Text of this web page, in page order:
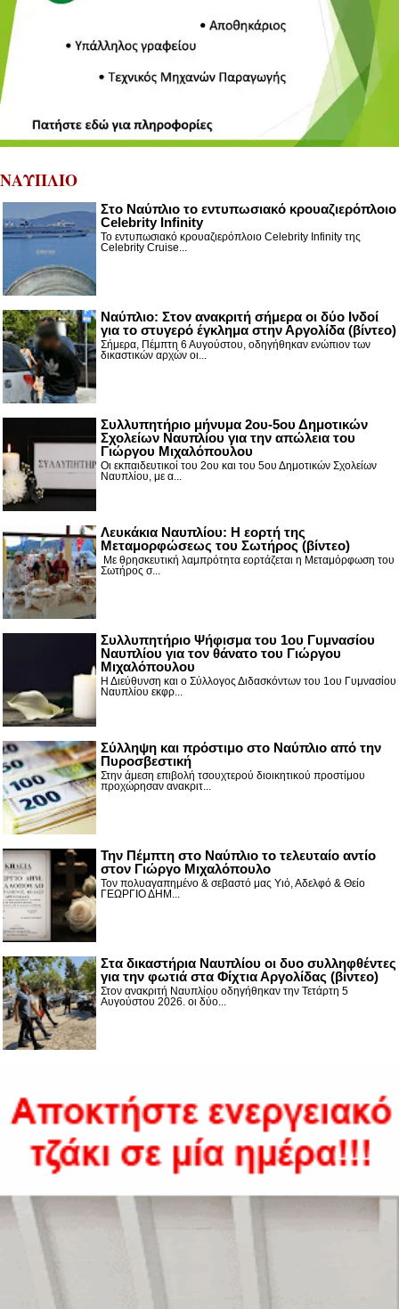
ΝΑΥΠΛΙΟ
Στο Ναύπλιο το εντυπωσιακό κρουαζιερόπλοιο
Celebrity Infinity
Το εντυπωσιακό κρουαζιερόπλοιο Celebrity Infinity της
Celebrity Cruise...
Nαύπλιο: Στον ανακριτή σήμερα οι δύο Ινδοί
για το στυγερό έγκλημα στην Αργολίδα (βίντεο)
Σήμερα, Πέμπτη 6 Αυγούστου, οδηγήθηκαν ενώπιον των
δικαστικών αρχών οι...
Συλλυπητήριο μήνυμα 2ου-5ου Δημοτικών
Σχολείων Ναυπλίου για την απώλεια του
Γιώργου Μιχαλόπουλου
Οι εκπαιδευτικοί του 2ου και του 5ου Δημοτικών Σχολείων
Ναυπλίου, με α...
Λευκάκια Ναυπλίου: Η εορτή της
Μεταμορφώσεως του Σωτήρος (βίντεο)
Με θρησκευτική λαμπρότητα εορτάζεται η Μεταμόρφωση του
Σωτήρος σ...
Συλλυπητήριο Ψήφισμα του 1ου Γυμνασίου
Ναυπλίου για τον θάνατο του Γιώργου
Μιχαλόπουλου
Η Διεύθυνση και ο Σύλλογος Διδασκόντων του 1ου Γυμνασίου
Ναυπλίου εκφρ...
Σύλληψη και πρόστιμο στο Ναύπλιο από την
Πυροσβεστική
Στην άμεση επιβολή τσουχτερού διοικητικού προστίμου
προχώρησαν ανακριτ...
Την Πέμπτη στο Ναύπλιο το τελευταίο αντίο
στον Γιώργο Μιχαλόπουλο
Τον πολυαγαπημένο & σεβαστό μας Υιό, Αδελφό & Θείο
ΓΕΩΡΓΙΟ ΔΗΜ...
Στα δικαστήρια Ναυπλίου οι δυο συλληφθέντες
για την φωτιά στα Φίχτια Αργολίδας (βίντεο)
Στον ανακριτή Ναυπλίου οδηγήθηκαν την Τετάρτη 5
Αυγούστου 2026. οι δύο...